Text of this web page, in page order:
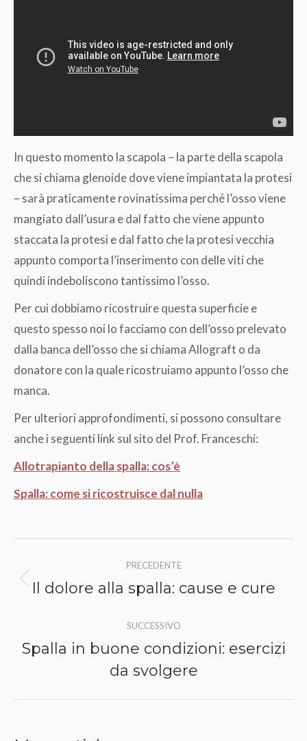
In questo momento la scapola – la parte della scapola
che si chiama glenoide dove viene impiantata la protesi
– sarà praticamente rovinatissima perché l’osso viene
mangiato dall’usura e dal fatto che viene appunto
staccata la protesi e dal fatto che la protesi vecchia
appunto comporta l’inserimento con delle viti che
quindi indeboliscono tantissimo l’osso.
Per cui dobbiamo ricostruire questa superficie e
questo spesso noi lo facciamo con dell’osso prelevato
dalla banca dell’osso che si chiama Allograft o da
donatore con la quale ricostruiamo appunto l’osso che
manca.
Per ulteriori approfondimenti, si possono consultare
anche i seguenti link sul sito del Prof. Franceschi:
Allotrapianto della spalla: cos’è
Spalla: come si ricostruisce dal nulla
tra
post
PRECEDENTE
Post
Il dolore alla spalla: cause e cure
SUCCESSIVO
Prossimo
post:
Spalla in buone condizioni: esercizi
da svolgere